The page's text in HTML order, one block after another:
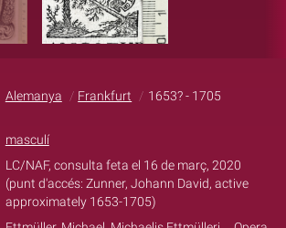
Alemanya Frankfurt 1653? - 1705
masculí
LC/NAF, consulta feta el 16 de març, 2020
(punt d'accés: Zunner, Johann David, active
approximately 1653-1705)